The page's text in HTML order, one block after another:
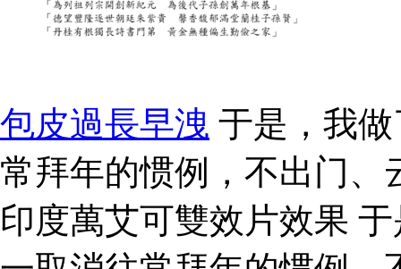
包皮過長早洩 于是，我
常拜年的惯例，不出门、
印度萬艾可雙效片效果